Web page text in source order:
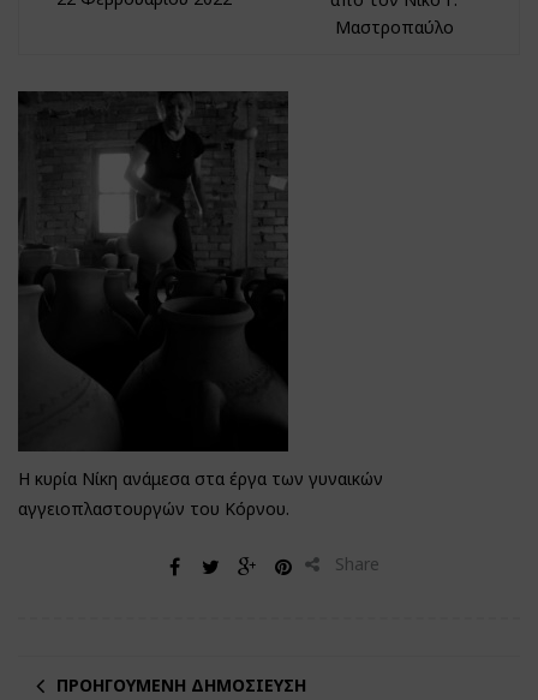
Μαστροπαύλο
Η κυρία Νίκη ανάμεσα στα έργα των γυναικών
αγγειοπλαστουργών του Κόρνου.
Share
ΠΡΟΗΓΟΎΜΕΝΗ ΔΗΜΟΣΊΕΥΣΗ